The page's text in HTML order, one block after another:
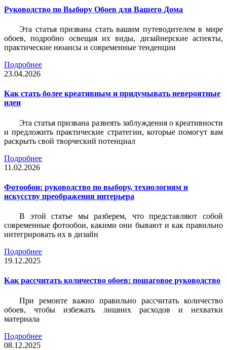
Руководство по Выбору Обоев для Вашего Дома
Эта статья призвана стать вашим путеводителем в мире
обоев, подробно освещая их виды, дизайнерские аспекты,
практические нюансы и современные тенденции
Подробнее
23.04.2026
Как стать более креативным и придумывать невероятные
идеи
Эта статья призвана развеять заблуждения о креативности
и предложить практические стратегии, которые помогут вам
раскрыть свой творческий потенциал
Подробнее
11.02.2026
Фотообои: руководство по выбору, технологиям и
искусству преображения интерьера
В этой статье мы разберем, что представляют собой
современные фотообои, какими они бывают и как правильно
интегрировать их в дизайн
Подробнее
19.12.2025
Как рассчитать количество обоев: пошаговое руководство
При ремонте важно правильно рассчитать количество
обоев, чтобы избежать лишних расходов и нехватки
материала
Подробнее
08.12.2025